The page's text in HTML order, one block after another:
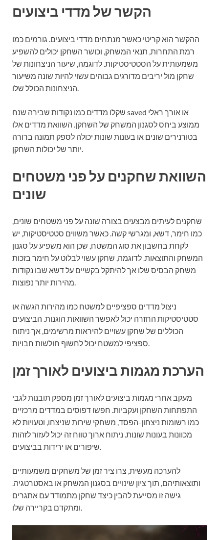
הקשר של מדדי ביצועים
ההקשר הוא קריטי כאשר מנתחים מדדי ביצועים. גורמים כמו
רמת התחרות, תנאי המשחק, וכושר השחקן יכולים להשפיע
משמעותית על הסטטיסטיקות. לדוגמה, שיעור הניצחונות של
שחקן מול יריבים מדורגים גבוהים עשוי להיות שונה משיעור
שקלו מדדים כמו נקודות שבירה שנח saved או אורך ראלי
ממוצע ביחס לסגנון המשחק של השחקן. השוואת מדדים אלו
בטורנירים שונים או בעונות שונות יכולה לספק תמונה ברורה
השוואת שחקנים על פני משטחים
שונים
שחקנים לעיתים מבצעים בצורה שונה על פני משטחים שונים,
כמו חימר, דשא, ומגרשי קשה. כאשר משווים סטטיסטיקות, יש
לקחת בחשבון את סוג המשטח, שכן הוא משפיע על סגנון
המשחק והתוצאות. לדוגמה, שחקן עשוי לבלוט על חימר בזכות
משחק הבסיס שלו אך להיתקל בקשיים על דשא שבו נקודות
מהירות יותר נפוצות.
ניצול מדדים ספציפיים למשטח כמו מהירות הגשה או
סטטיסטיקות החזרה יכול לאפשר השוואות הוגנות. הביצועים
הכוללים של שחקן עשויים להיראות מרשימים, אך ניתוח
ספציפי למשטח יכול לחשוף חולשות חבויות.
הערכת מגמות ביצועים לאורך זמן
מעקב אחרי מגמות ביצועים לאורך זמן מספק תובנות לגבי
התפתחות השחקן ועקביות. חפשו דפוסים במדדים מרכזיים
כמו רשומות ניצחון-הפסד, משחקי שירות שניצחו, וטעויות לא
מכוונות בעונות שונות. ניתוח ארוך טווח זה יכול לעזור לזהות
שיפורים או ירידות בביצועים.
להערכה מעשית, צרו ציר זמן של משחקים משמעותיים
ותוצאותיהם, תוך ציון שינויים בסגנון המשחק או באסטרטגיה.
גישה זו מסייעת להבין כיצד שחקן מתמודד עם אתגרים
ומתקדם בקריירה שלו.